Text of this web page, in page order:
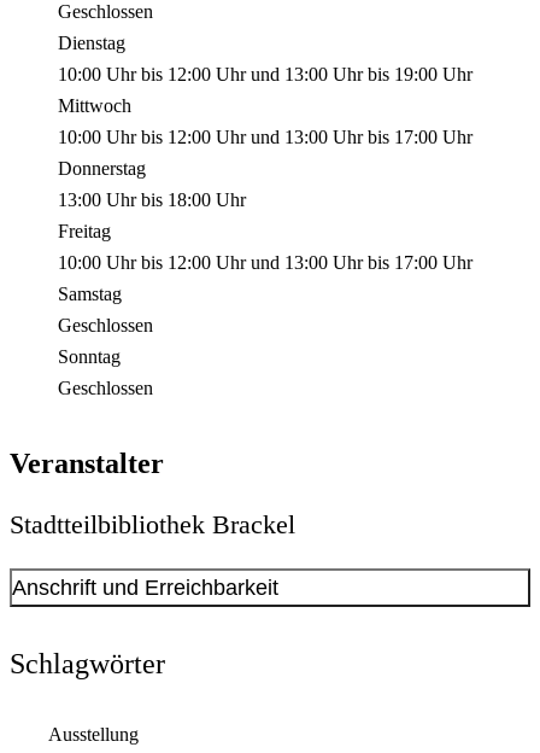
Geschlossen
Dienstag
10:00 Uhrbis 12:00 Uhrund 13:00 Uhrbis 19:00 Uhr
Mittwoch
10:00 Uhrbis 12:00 Uhrund 13:00 Uhrbis 17:00 Uhr
Donnerstag
13:00 Uhrbis 18:00 Uhr
Freitag
10:00 Uhrbis 12:00 Uhrund 13:00 Uhrbis 17:00 Uhr
Samstag
Geschlossen
Sonntag
Geschlossen
Veranstalter
Stadtteilbibliothek Brackel
Anschrift und Erreichbarkeit
Anschrift
Schlagwörter
Ausstellung